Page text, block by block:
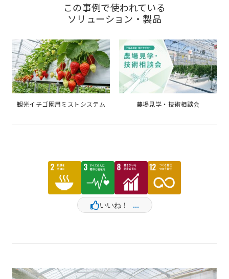
この事例で使われている
ソリューション・製品
観光イチゴ園用ミストシステム 農場見学・技術相談会